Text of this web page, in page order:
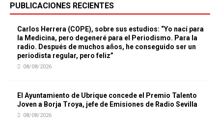
PUBLICACIONES RECIENTES
Carlos Herrera (COPE), sobre sus estudios: “Yo nací para
la Medicina, pero degeneré para el Periodismo. Para la
radio. Después de muchos años, he conseguido ser un
periodista regular, pero feliz”
08/08/2026
El Ayuntamiento de Ubrique concede el Premio Talento
Joven a Borja Troya, jefe de Emisiones de Radio Sevilla
08/08/2026